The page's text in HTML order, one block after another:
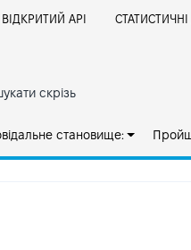
ВІДКРИТИЙ АРІ СТАТИСТИЧНІ
скрізь
становище: